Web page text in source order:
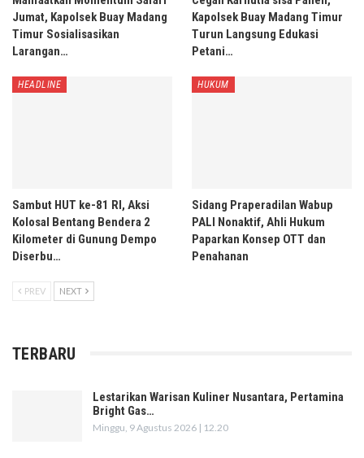
Jumat, Kapolsek Buay Madang
Timur Sosialisasikan
Larangan…
Kapolsek Buay Madang Timur
Turun Langsung Edukasi
Petani…
HEADLINE
Sambut HUT ke-81 RI, Aksi
Kolosal Bentang Bendera 2
Kilometer di Gunung Dempo
Diserbu…
HUKUM
Sidang Praperadilan Wabup
PALI Nonaktif, Ahli Hukum
Paparkan Konsep OTT dan
Penahanan
PREV NEXT
TERBARU
Lestarikan Warisan Kuliner Nusantara, Pertamina
Bright Gas…
Minggu, 9 Agustus 2026 | 12.20